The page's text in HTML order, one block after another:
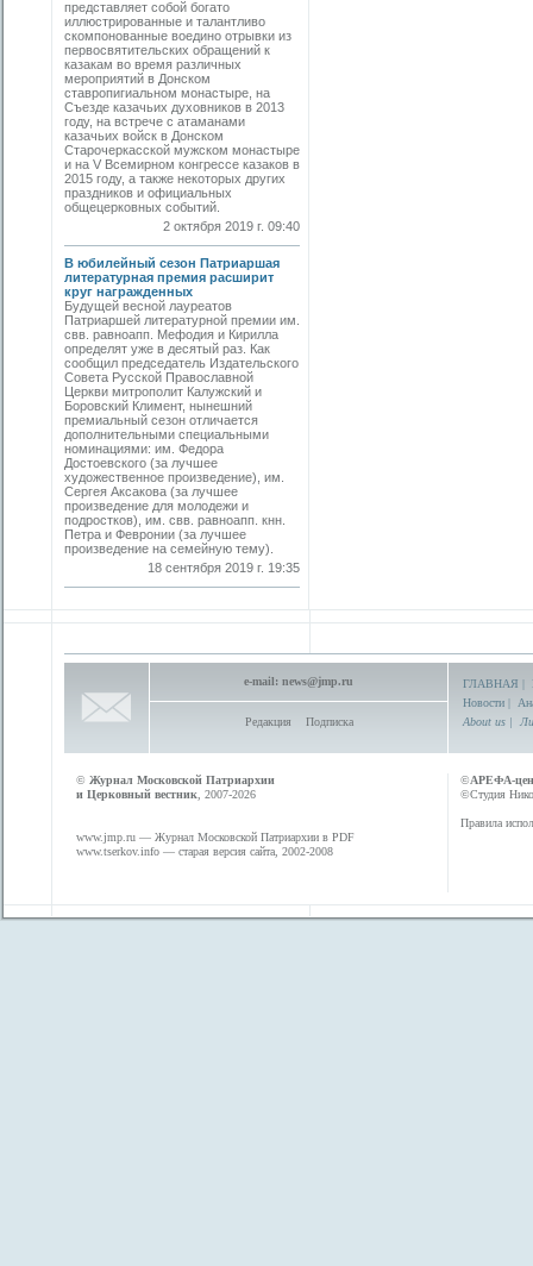
представляет собой богато
иллюстрированные и талантливо
скомпонованные воедино отрывки из
первосвятительских обращений к
казакам во время различных
мероприятий в Донском
ставропигиальном монастыре, на
Съезде казачьих духовников в 2013
году, на встрече с атаманами
казачьих войск в Донском
Старочеркасской мужском монастыре
и на V Всемирном конгрессе казаков в
2015 году, а также некоторых других
праздников и официальных
общецерковных событий.
2 октября 2019 г. 09:40
В юбилейный сезон Патриаршая
литературная премия расширит
круг награжденных
Будущей весной лауреатов
Патриаршей литературной премии им.
свв. равноапп. Мефодия и Кирилла
определят уже в десятый раз. Как
сообщил председатель Издательского
Совета Русской Православной
Церкви митрополит Калужский и
Боровский Климент, нынешний
премиальный сезон отличается
дополнительными специальными
номинациями: им. Федора
Достоевского (за лучшее
художественное произведение), им.
Сергея Аксакова (за лучшее
произведение для молодежи и
подростков), им. свв. равноапп. кнн.
Петра и Февронии (за лучшее
произведение на семейную тему).
18 сентября 2019 г. 19:35
e-mail: news@jmp.ru
Редакция Подписка
ГЛАВНАЯ |
Новости |
About us |
© Журнал Московской Патриархии
и Церковный вестник , 2007-2026
www.jmp.ru — Журнал Московской Патриархии в PDF
www.tserkov.info — старая версия сайта, 2002-2008
©АРЕФА-
©Студия
Правила